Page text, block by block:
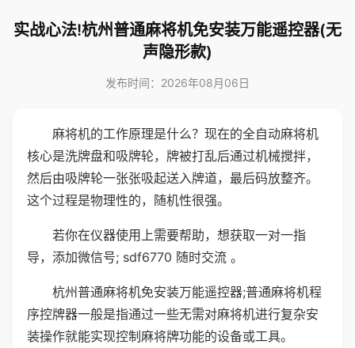
实战心法!杭州普通麻将机免安装万能遥控器(无
声隐形款)
发布时间：2026年08月06日
麻将机的工作原理是什么？现在的全自动麻将机
核心是洗牌盘和吸牌轮，牌被打乱后通过机械搅拌，
然后由吸牌轮一张张吸起送入牌道，最后码放整齐。
这个过程是物理性的，随机性很强。
若你在仪器使用上需要帮助，想获取一对一指
导，添加微信号; sdf6770 随时交流 。
杭州普通麻将机免安装万能遥控器;普通麻将机程
序控牌器一般是指通过一些无需对麻将机进行复杂安
装操作就能实现控制麻将牌功能的设备或工具。